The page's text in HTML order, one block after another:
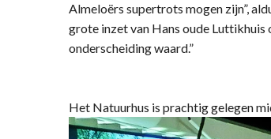
Almeloërs supertrots mogen zijn”,
grote inzet van Hans oude Luttikhuis
onderscheiding waard.”
Het Natuurhus is prachtig gelegen